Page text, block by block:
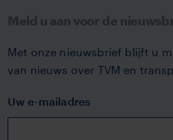
Meld u aan voor de
Met onze nieuwsbrief blijft u
van nieuws over TVM en
Uw e-mailadres